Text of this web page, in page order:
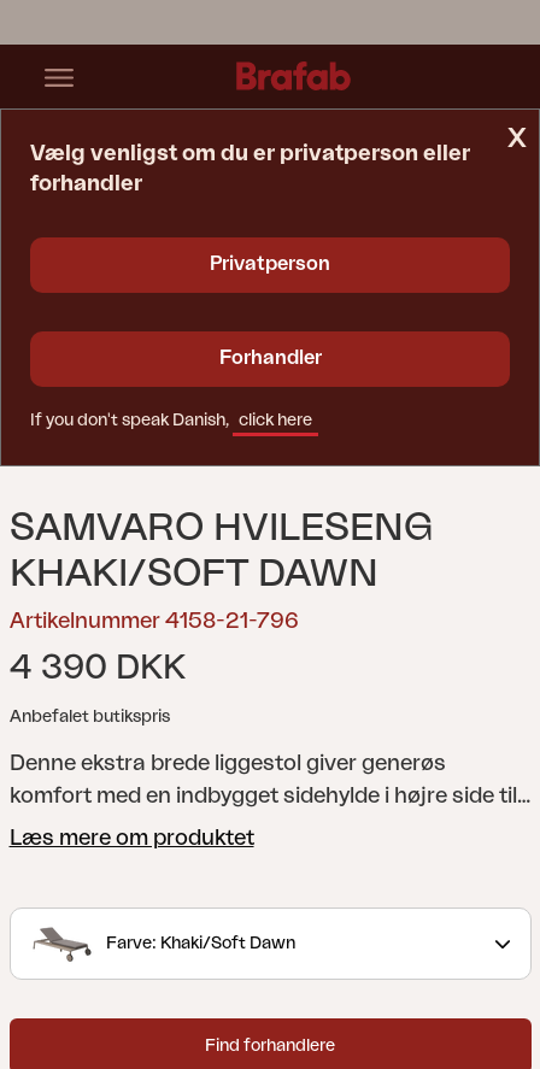
SAMVARO HVILESENG
KHAKI/SOFT DAWN
Artikelnummer 4158-21-796
4 390 DKK
Anbefalet butikspris
Denne ekstra brede liggestol giver generøs
komfort med en indbygget sidehylde i højre side til
drinks, bøger eller solcreme. Takket være hjulene er
endnu mere komfort og elegance til dit
udendørsmiljø. Puden har TPU-foring.
kombinationsmuligheder. De runde og bløde
former skaber en behagelig og indbydende følelse i
Læs mere om produktet
Farve: Khaki/Soft Dawn
Find forhandlere
x
Vælg venligst om du er privatperson eller
forhandler
Privatperson
Forhandler
If you don't speak Danish, click here